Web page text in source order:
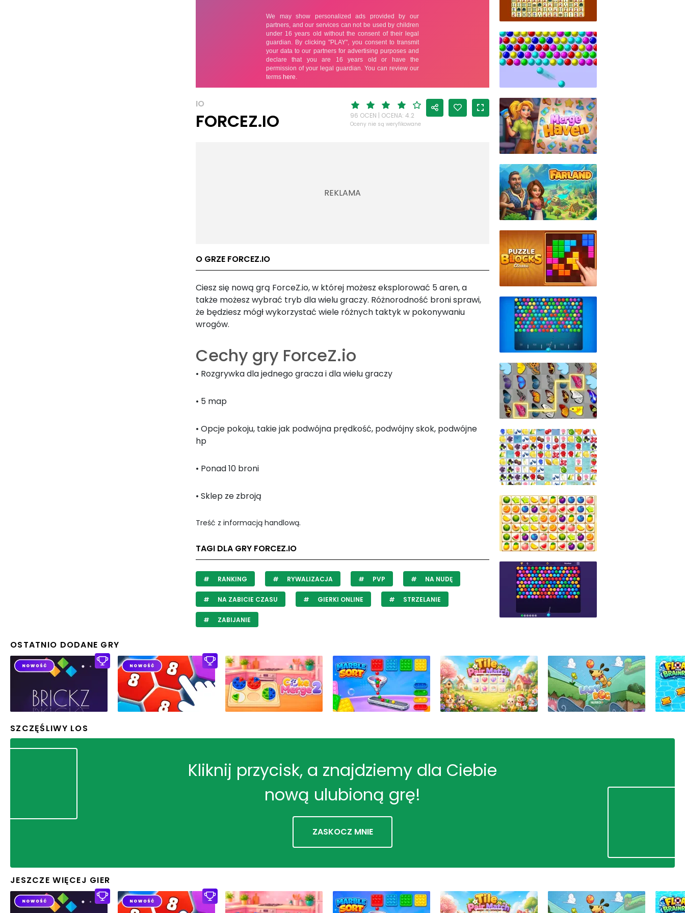
IO
FORCEZ.IO 96 OCEN | OCENA: 4.2
Oceny nie są weryfikowane
O GRZE FORCEZ.IO
Ciesz się nową grą ForceZ.io, w której możesz eksplorować 5 aren, a
także możesz wybrać tryb dla wielu graczy. Różnorodność broni sprawi,
że będziesz mógł wykorzystać wiele różnych taktyk w pokonywaniu
wrogów.
Cechy gry ForceZ.io
• Rozgrywka dla jednego gracza i dla wielu graczy
• 5 map
• Opcje pokoju, takie jak podwójna prędkość, podwójny skok, podwójne
hp
• Ponad 10 broni
• Sklep ze zbroją
Treść z informacją handlową.
TAGI DLA GRY FORCEZ.IO
RANKING RYWALIZACJA PVP NA NUDĘ
NA ZABICIE CZASU GIERKI ONLINE STRZELANIE
ZABIJANIE
OSTATNIO DODANE GRY
SZCZĘŚLIWY LOS
Kliknij przycisk, a znajdziemy dla Ciebie
nową ulubioną grę!
ZASKOCZ MNIE
JESZCZE WIĘCEJ GIER